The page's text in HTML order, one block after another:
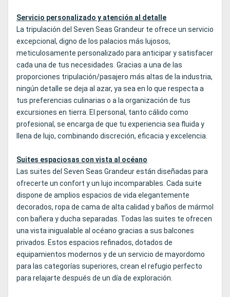
Servicio personalizado y atención al detalle
La tripulación del Seven Seas Grandeur te ofrece un servicio
excepcional, digno de los palacios más lujosos,
meticulosamente personalizado para anticipar y satisfacer
cada una de tus necesidades. Gracias a una de las
proporciones tripulación/pasajero más altas de la industria,
ningún detalle se deja al azar, ya sea en lo que respecta a
tus preferencias culinarias o a la organización de tus
excursiones en tierra. El personal, tanto cálido como
profesional, se encarga de que tu experiencia sea fluida y
llena de lujo, combinando discreción, eficacia y excelencia.
Suites espaciosas con vista al océano
Las suites del Seven Seas Grandeur están diseñadas para
ofrecerte un confort y un lujo incomparables. Cada suite
dispone de amplios espacios de vida elegantemente
decorados, ropa de cama de alta calidad y baños de mármol
con bañera y ducha separadas. Todas las suites te ofrecen
una vista inigualable al océano gracias a sus balcones
privados. Estos espacios refinados, dotados de
equipamientos modernos y de un servicio de mayordomo
para las categorías superiores, crean el refugio perfecto
para relajarte después de un día de exploración.